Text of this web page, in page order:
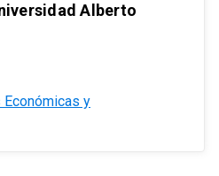
Alberto
Económicas y